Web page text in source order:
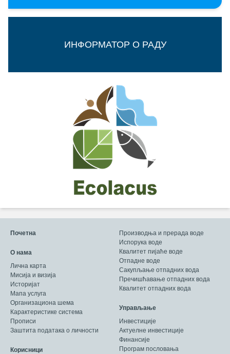
ИНФОРМАТОР О РАДУ
Почетна
О нама
Лична карта
Мисија и визија
Историјат
Мапа услуга
Организациона шема
Карактеристике система
Прописи
Заштита података о личности
Корисници
Производња и прерада воде
Испорука воде
Квалитет пијаће воде
Отпадне воде
Сакупљање отпадних вода
Пречишћавање отпадних вода
Квалитет отпадних вода
Управљање
Инвестиције
Актуелне инвестиције
Финансије
Програм пословања